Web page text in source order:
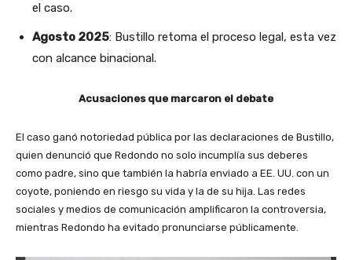
el caso.
Agosto 2025: Bustillo retoma el proceso legal, esta vez
con alcance binacional.
Acusaciones que marcaron el debate
El caso ganó notoriedad pública por las declaraciones de Bustillo,
quien denunció que Redondo no solo incumplía sus deberes
como padre, sino que también la habría enviado a EE. UU. con un
coyote, poniendo en riesgo su vida y la de su hija. Las redes
sociales y medios de comunicación amplificaron la controversia,
mientras Redondo ha evitado pronunciarse públicamente.